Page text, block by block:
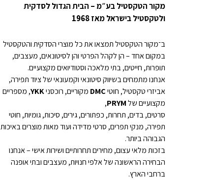
מקור הטקסטיל בע״מ – הבית הגדול לסדקית
ולטקסטיל בישראל מאז 1968
ב־מקור הטקסטיל תמצאו את כל מוצרי הסדקית והטקסטיל
במקום אחד – הן לקהל הפרטי והן לסיטונאים, מעצבים,
תופרות, חייטים, בתי מלאכה וסטודיואים מקצועיים.
אנחנו מתמחים בשיווק סיטונאי וקמעונאי של ציוד תפירה,
אביזרי טקסטיל, חוטיDMC מקוריים, רוכסניYKK, מספריים
מקצועיים שלPRYM
,
סרטים, בדים, תחרות, כפתורים, גירים, סיכות, גומיות, חוטי
תפירה, מנקי תפרים, סרטי מדידה ועוד מאות מוצרים באיכות
הגבוהה ביותר.
בזכות מלאי עצום, מחירים תחרותיים ושירות אישי – אנחנו
הבחירה הראשונה של אלפי חנויות, מעצבים ובתי אופנה
ברחבי הארץ.